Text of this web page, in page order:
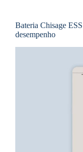
Bateria Chisage
desempenho